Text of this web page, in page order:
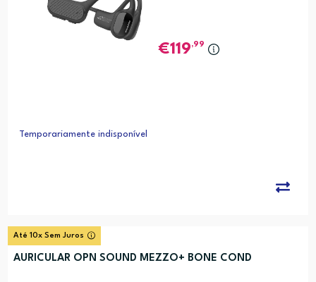
119,99
Temporariamente indisponível
Até 10x Sem Juros
AURICULAR OPN SOUND MEZZO+ BONE COND